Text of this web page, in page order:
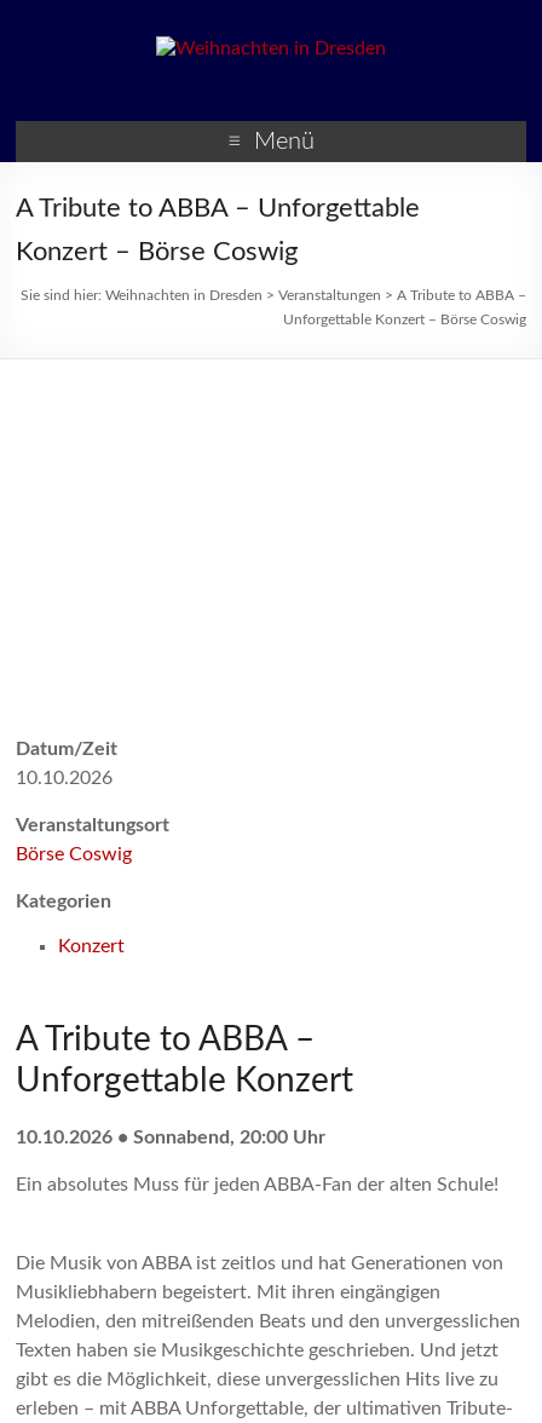
Veranstaltungen zur
Weihnachtszeit
Menü
A Tribute to ABBA – Unforgettable
Konzert – Börse Coswig
Sie sind hier: Weihnachten in Dresden > Veranstaltungen > A Tribute to ABBA –
Unforgettable Konzert – Börse Coswig
Datum/Zeit
10.10.2026
Veranstaltungsort
Börse Coswig
Kategorien
Konzert
A Tribute to ABBA –
Unforgettable Konzert
10.10.2026 • Sonnabend, 20:00 Uhr
Ein absolutes Muss für jeden ABBA-Fan der alten Schule!
Die Musik von ABBA ist zeitlos und hat Generationen von
Musikliebhabern begeistert. Mit ihren eingängigen
Melodien, den mitreißenden Beats und den unvergesslichen
Texten haben sie Musikgeschichte geschrieben. Und jetzt
gibt es die Möglichkeit, diese unvergesslichen Hits live zu
erleben – mit ABBA Unforgettable, der ultimativen Tribute-